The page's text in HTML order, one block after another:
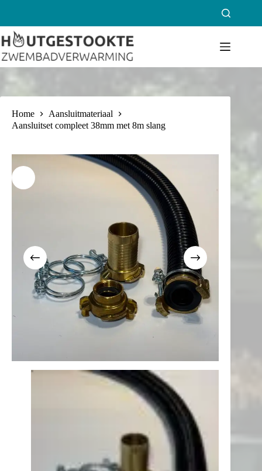
de
inhoud
Home
Aansluitmateriaal
Aansluitset compleet 38mm met 8m slang